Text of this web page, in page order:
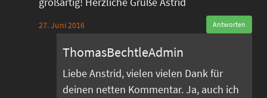
27. Juni 2016 Antworten
ThomasBechtleAdmin
Liebe Anstrid, vielen vielen Dank für
deinen netten Kommentar. Ja, auch ich